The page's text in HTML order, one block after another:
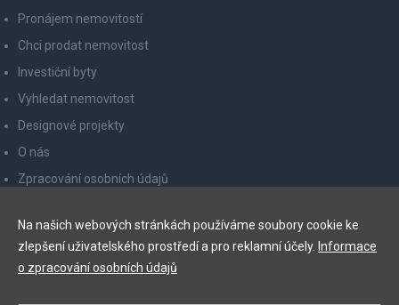
Pronájem nemovitostí
Chci prodat nemovitost
Investiční byty
Vyhledat nemovitost
Designové projekty
O nás
Zpracování osobních údajů
Odhlášení z newsletteru
Na našich webových stránkách používáme soubory cookie ke
zlepšení uživatelského prostředí a pro reklamní účely. Informace
o zpracování osobních údajů